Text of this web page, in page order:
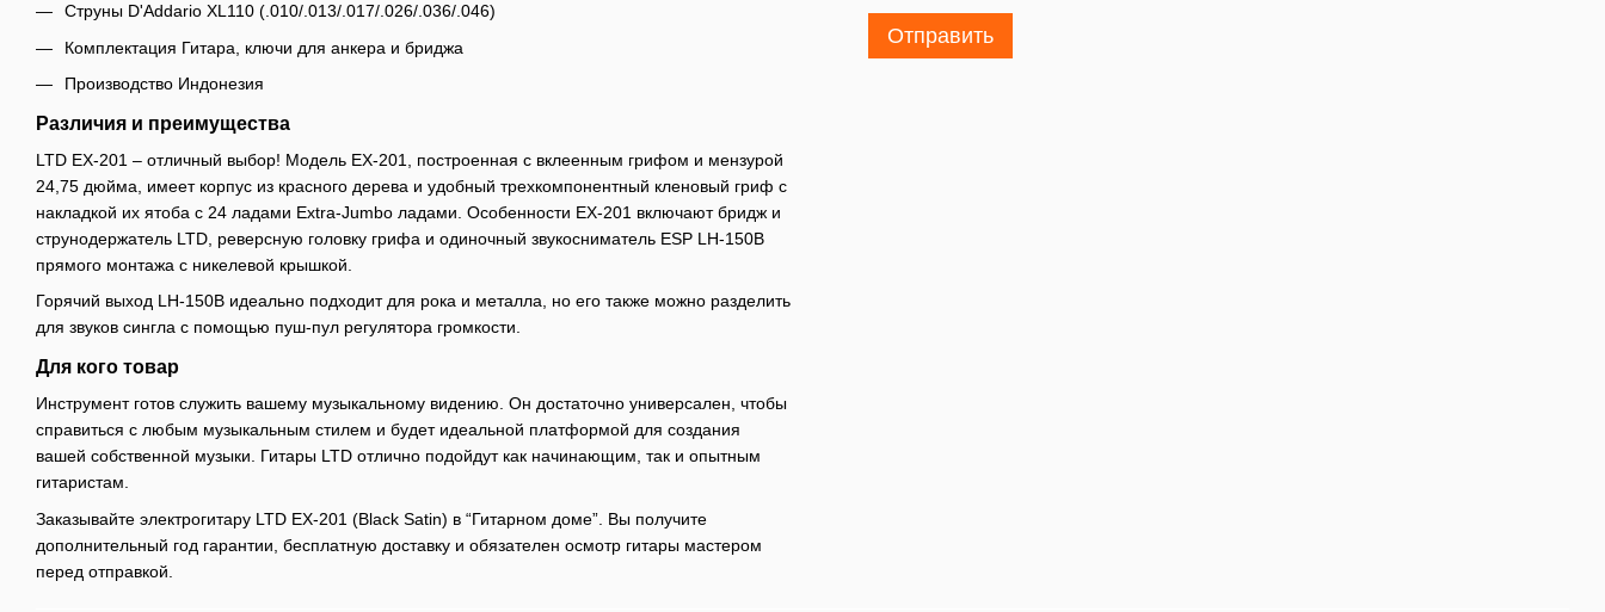
Струны D'Addario XL110 (.010/.013/.017/.026/.036/.046)
Комплектация Гитара, ключи для анкера и бриджа
Производство Индонезия
Различия и преимущества
LTD EX-201 – отличный выбор! Модель EX-201, построенная с вклеенным грифом и мензурой
24,75 дюйма, имеет корпус из красного дерева и удобный трехкомпонентный кленовый гриф с
накладкой их ятоба с 24 ладами Extra-Jumbo ладами. Особенности EX-201 включают бридж и
струнодержатель LTD, реверсную головку грифа и одиночный звукосниматель ESP LH-150B
прямого монтажа с никелевой крышкой.
Горячий выход LH-150B идеально подходит для рока и металла, но его также можно разделить
для звуков сингла с помощью пуш-пул регулятора громкости.
Для кого товар
Инструмент готов служить вашему музыкальному видению. Он достаточно универсален, чтобы
справиться с любым музыкальным стилем и будет идеальной платформой для создания
вашей собственной музыки. Гитары LTD отлично подойдут как начинающим, так и опытным
гитаристам.
Заказывайте электрогитару LTD EX-201 (Black Satin) в “Гитарном доме”. Вы получите
дополнительный год гарантии, бесплатную доставку и обязателен осмотр гитары мастером
перед отправкой.
Отправить